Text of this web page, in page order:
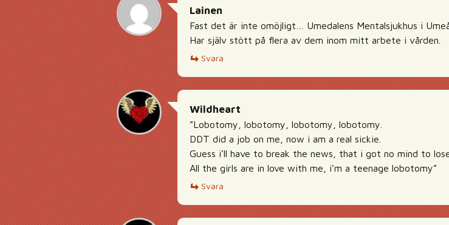
Lainen
Fast det är inte omöjligt… Umedalens Mentalsjukhus i
Har själv stött på flera av dem inom mitt arbete i vården.
Svara
Wildheart
”Lobotomy, lobotomy, lobotomy, lobotomy.
DDT did a job on me, now i am a real sickie.
Guess i’ll have to break the news, that i got no mind to
All the girls are in love with me, i’m a teenage lobotomy”
Svara